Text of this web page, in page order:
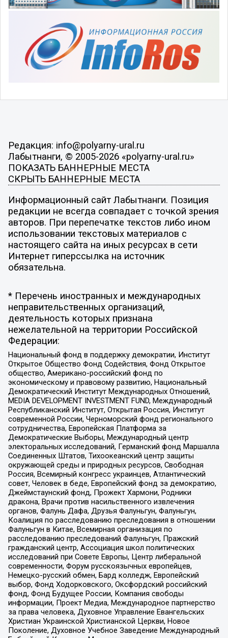
Редакция: info@polyarny-ural.ru
Лабытнанги, © 2005-2026 «polyarny-ural.ru»
ПОКАЗАТЬ БАННЕРНЫЕ МЕСТА
СКРЫТЬ БАННЕРНЫЕ МЕСТА
Информационный сайт Лабытнанги. Позиция
редакции не всегда совпадает с точкой зрения
авторов. При перепечатке текстов либо ином
использовании текстовых материалов с
настоящего сайта на иных ресурсах в сети
Интернет гиперссылка на источник
обязательна.
* Перечень иностранных и международных
неправительственных организаций,
деятельность которых признана
нежелательной на территории Российской
Федерации:
Национальный фонд в поддержку демократии, Институт
Открытое Общество Фонд Содействия, Фонд Открытое
общество, Американо-российский фонд по
экономическому и правовому развитию, Национальный
Демократический Институт Международных Отношений,
MEDIA DEVELOPMENT INVESTMENT FUND, Международный
Республиканский Институт, Открытая Россия, Институт
современной России, Черноморский фонд регионального
сотрудничества, Европейская Платформа за
Демократические Выборы, Международный центр
электоральных исследований, Германский фонд Маршалла
Соединенных Штатов, Тихоокеанский центр защиты
окружающей среды и природных ресурсов, Свободная
Россия, Всемирный конгресс украинцев, Атлантический
совет, Человек в беде, Европейский фонд за демократию,
Джеймстаунский фонд, Прожект Хармони, Родники
дракона, Врачи против насильственного извлечения
органов, Фалунь Дафа, Друзья Фалуньгун, Фалуньгун,
Коалиция по расследованию преследования в отношении
Фалуньгун в Китае, Всемирная организация по
расследованию преследований Фалуньгун, Пражский
гражданский центр, Ассоциация школ политических
исследований при Совете Европы, Центр либеральной
современности, Форум русскоязычных европейцев,
Немецко-русский обмен, Бард колледж, Европейский
выбор, Фонд Ходорковского, Оксфордский российский
фонд, Фонд Будущее России, Компания свободы
информации, Проект Медиа, Международное партнерство
за права человека, Духовное Управление Евангельских
Христиан Украинской Христианской Церкви, Новое
Поколение, Духовное Учебное Заведение Международный